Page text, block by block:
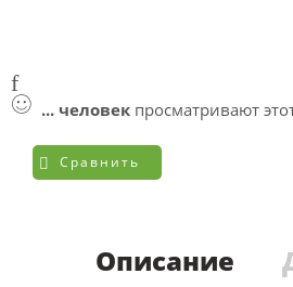
... человек просматривают
Сравнить
Описание